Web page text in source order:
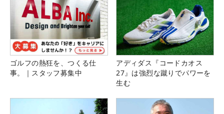
ゴルフの熱狂を、つくる仕
事。｜スタッフ募集中
アディダス『コードカオス
27』は強烈な蹴りでパワーを
生む